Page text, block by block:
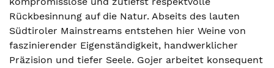
Rückbesinnung auf die Natur. Abseits des lauten
Südtiroler Mainstreams entstehen hier Weine von
faszinierender Eigenständigkeit, handwerklicher
Präzision und tiefer Seele. Gojer arbeitet konsequent